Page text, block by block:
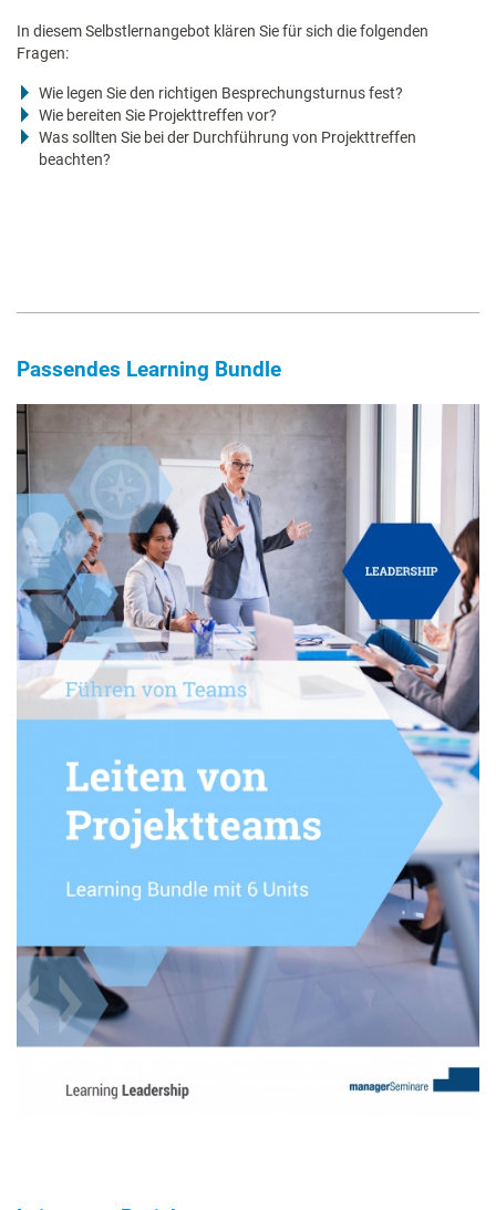
In diesem Selbstlernangebot klären Sie für sich die folgenden
Fragen:
Wie legen Sie den richtigen Besprechungsturnus fest?
Wie bereiten Sie Projekttreffen vor?
Was sollten Sie bei der Durchführung von Projekttreffen
beachten?
Passendes Learning Bundle